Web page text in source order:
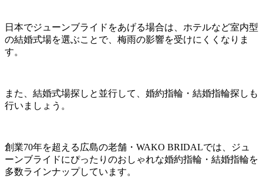
日本でジューンブライドをあげる場合は、ホテルなど室内型
の結婚式場を選ぶことで、梅雨の影響を受けにくくなりま
す。
また、結婚式場探しと並行して、婚約指輪・結婚指輪探しも
行いましょう。
創業70年を超える広島の老舗・WAKO BRIDALでは、ジュ
ーンブライドにぴったりのおしゃれな婚約指輪・結婚指輪を
多数ラインナップしています。